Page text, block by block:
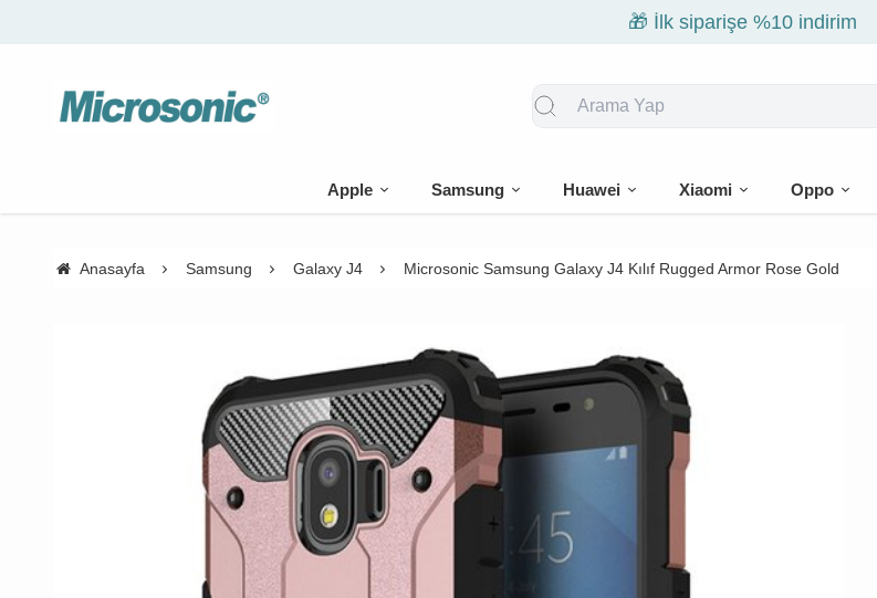
🎁 İlk siparişe %10 indirim
Apple Samsung Huawei Xiaomi Oppo
Anasayfa Samsung Galaxy J4 Microsonic Samsung Galaxy J4 Kılıf Rugged Armor Rose Gold